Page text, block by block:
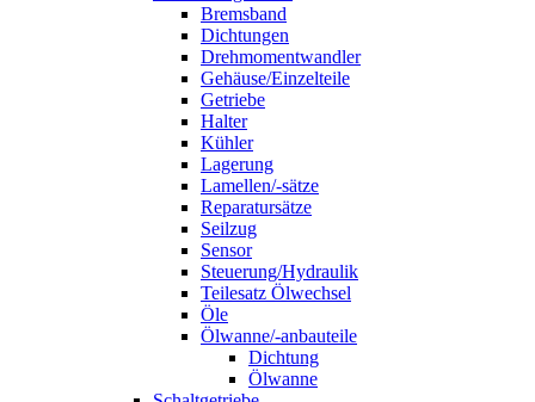
Bremsband
Dichtungen
Drehmomentwandler
Gehäuse/Einzelteile
Getriebe
Halter
Kühler
Lagerung
Lamellen/-sätze
Reparatursätze
Seilzug
Sensor
Steuerung/Hydraulik
Teilesatz Ölwechsel
Öle
Ölwanne/-anbauteile
Dichtung
Ölwanne